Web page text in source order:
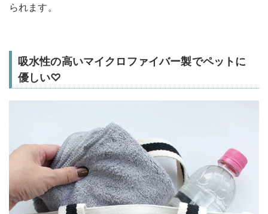
られます。
吸水性の高いマイクロファイバー製でペットに
優しい♡